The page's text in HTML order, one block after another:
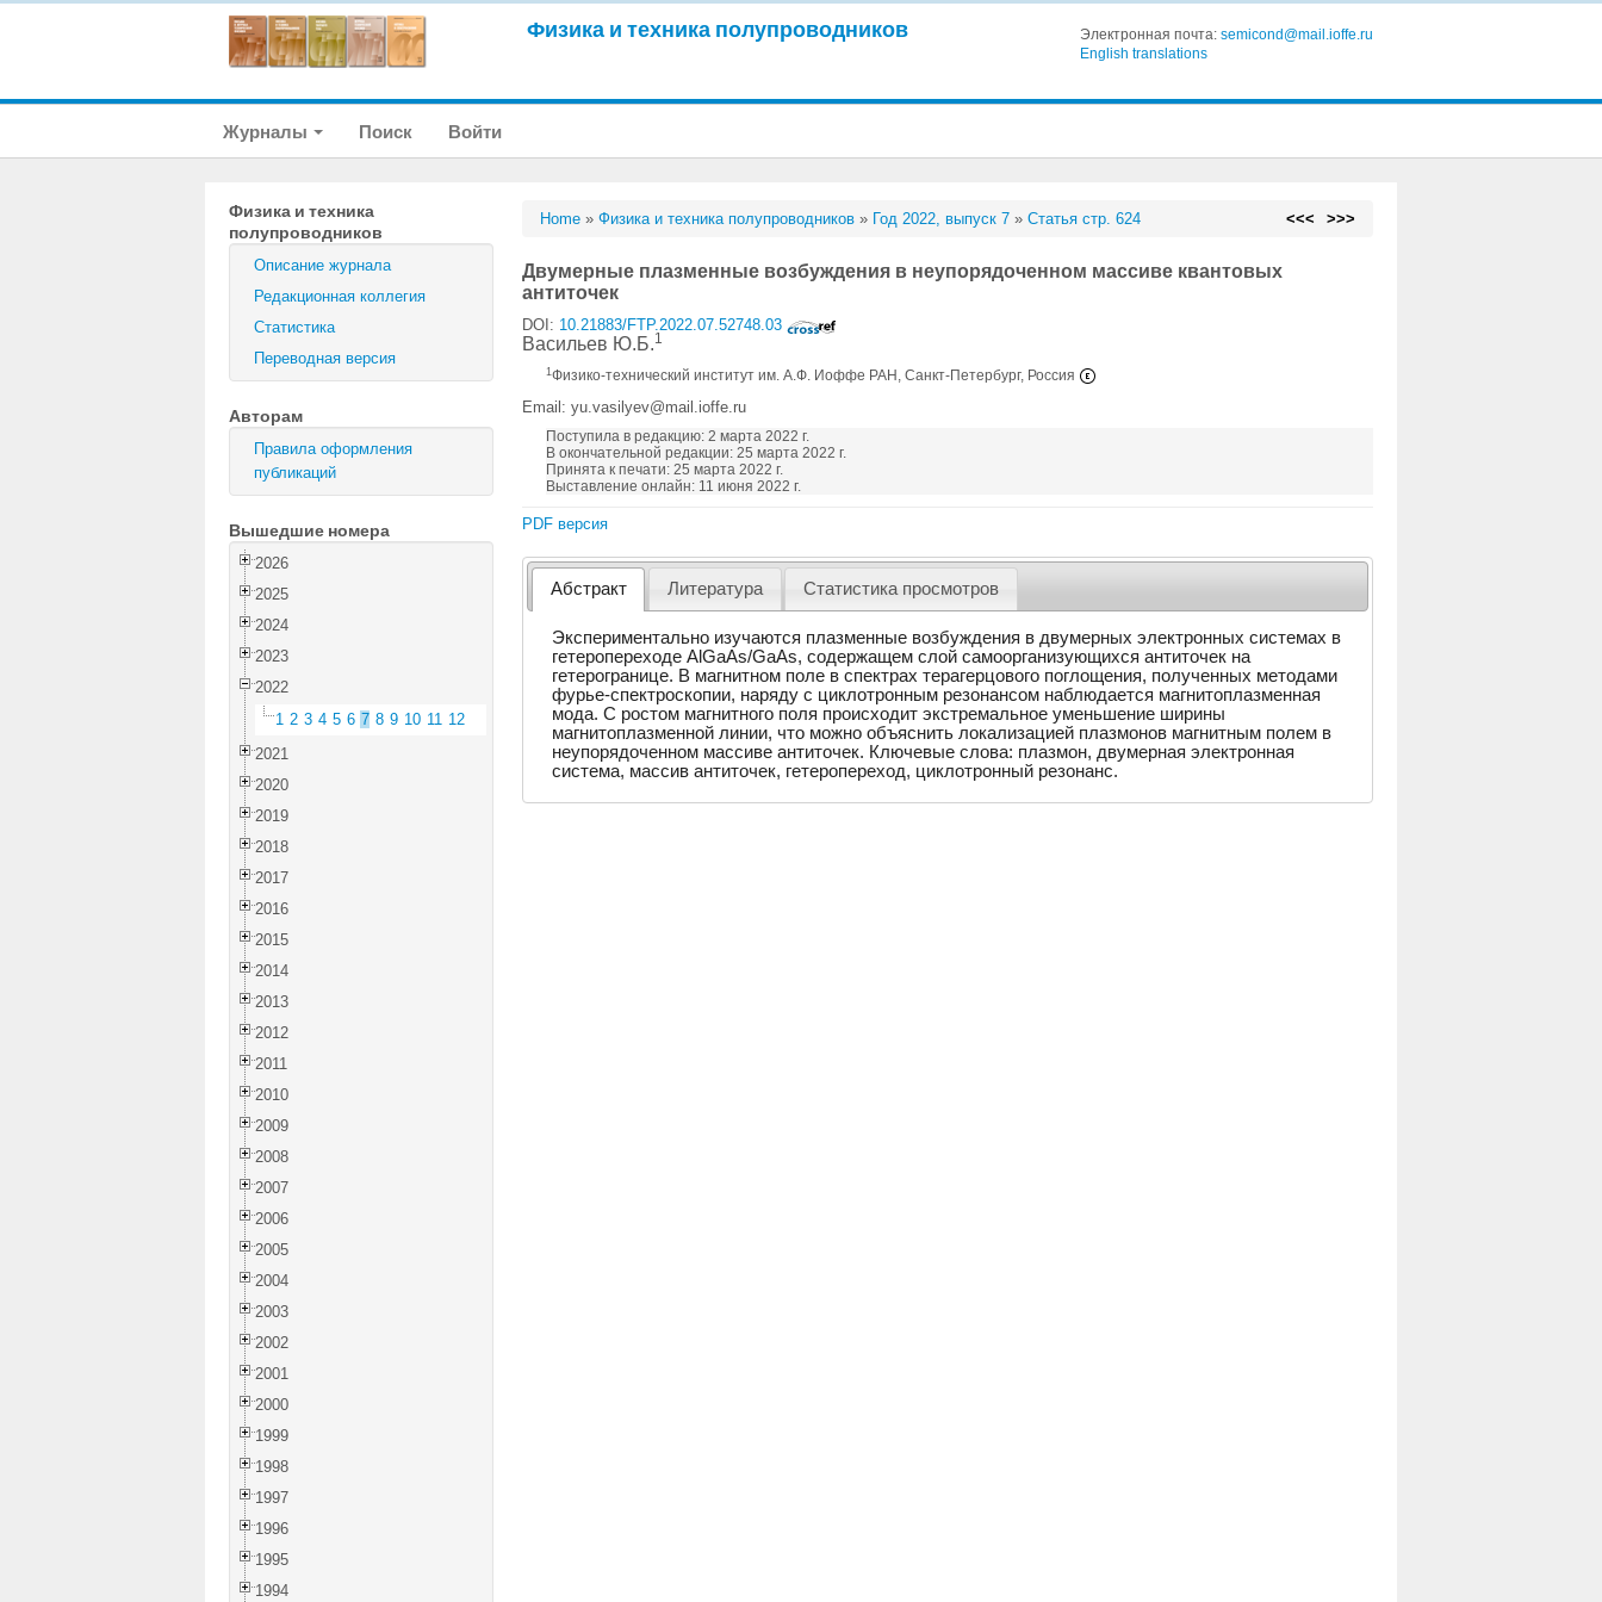
Физика и техника полупроводников Электронная почта: semicond@mail.ioffe.ru
English translations
Журналы Поиск Войти
Физика и техника
полупроводников
Описание журнала
Редакционная коллегия
Статистика
Переводная версия
Авторам
Правила оформления
публикаций
Вышедшие номера
2026
2025
2024
2023
2022
1 2 3 4 5 6 7 8 9 10 11 12
2021
2020
2019
2018
2017
2016
2015
2014
2013
2012
2011
2010
2009
2008
2007
2006
2005
2004
2003
2002
2001
2000
1999
1998
1997
1996
1995
1994
Home »Физика и техника полупроводников » Год 2022, выпуск 7 »Статья стр. 624 <<< >>>
Двумерные плазменные возбуждения в неупорядоченном массиве квантовых
антиточек
DOI: 10.21883/FTP.2022.07.52748.03
Васильев Ю.Б.1
1Физико-технический институт им. А.Ф. Иоффе РАН, Санкт-Петербург, Россия
Email: yu.vasilyev@mail.ioffe.ru
Поступила в редакцию: 2 марта 2022 г.
В окончательной редакции: 25 марта 2022 г.
Принята к печати: 25 марта 2022 г.
Выставление онлайн: 11 июня 2022 г.
PDF версия
Абстракт Литература Статистика просмотров
Экспериментально изучаются плазменные возбуждения в двумерных электронных системах в
гетеропереходе AlGaAs/GaAs, содержащем слой самоорганизующихся антиточек на
гетерогранице. В магнитном поле в спектрах терагерцового поглощения, полученных методами
фурье-спектроскопии, наряду с циклотронным резонансом наблюдается магнитоплазменная
мода. С ростом магнитного поля происходит экстремальное уменьшение ширины
магнитоплазменной линии, что можно объяснить локализацией плазмонов магнитным полем в
неупорядоченном массиве антиточек. Ключевые слова: плазмон, двумерная электронная
система, массив антиточек, гетеропереход, циклотронный резонанс.